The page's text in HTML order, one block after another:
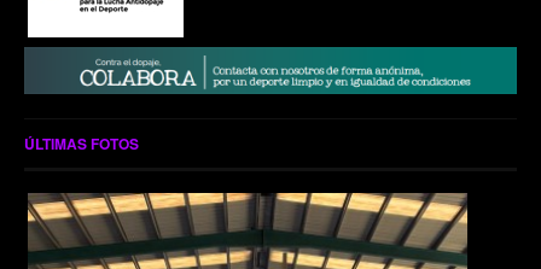
ÚLTIMAS FOTOS